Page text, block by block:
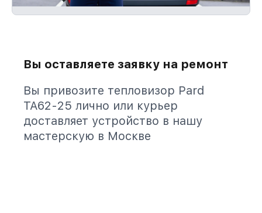
Вы оставляете заявку на ремонт
Вы привозите тепловизор Pard
TA62-25 лично или курьер
доставляет устройство в нашу
мастерскую в Москве